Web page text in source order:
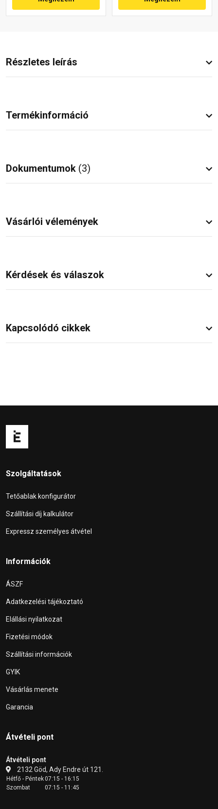
Részletes leírás
Termékinformáció
Dokumentumok (3)
Vásárlói vélemények
Kérdések és válaszok
Kapcsolódó cikkek
Szolgáltatások
Tetőablak konfigurátor
Szállítási díj kalkulátor
Expressz személyes átvétel
Információk
ÁSZF
Adatkezelési tájékoztató
Elállási nyilatkozat
Fizetési módok
Szállítási információk
GYIK
Vásárlás menete
Garancia
Átvételi pont
Átvételi pont
2132 Göd, Ady Endre út 121.
Hétfő - Péntek07:15 - 16:15
Szombat
07:15 - 11:45